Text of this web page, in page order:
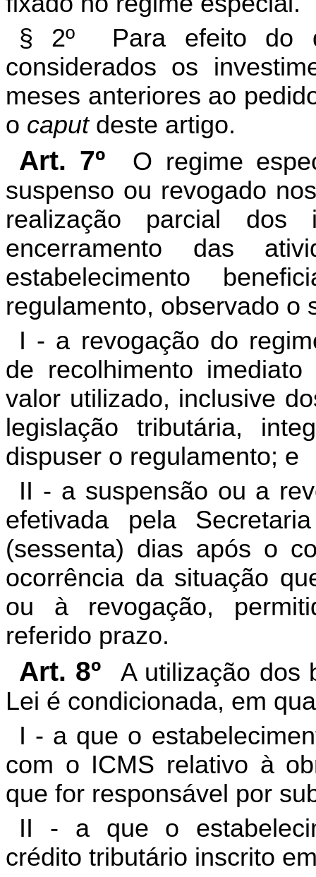
§ 2º Para efeito do
considerados os
meses anteriores ao
o caput deste artigo.
Art. 7º
O regime
suspenso ou revogado
realização parcial dos
encerramento das
estabelecimento
regulamento, observado o
I - a revogação do
de recolhimento
valor utilizado, inclusive
legislação tributária,
dispuser o regulamento; e
II - a suspensão ou a
efetivada pela
(sessenta) dias após o
ocorrência da situação
ou à revogação,
referido prazo.
Art. 8º
A utilização dos
Lei é condicionada, em
I - a que o
com o ICMS relativo à
que for responsável por
II - a que o
crédito tributário inscrito